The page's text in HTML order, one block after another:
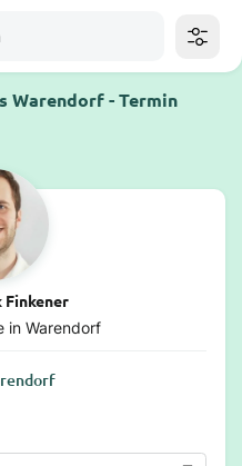
Warendorf - Termin
Finkener
in Warendorf